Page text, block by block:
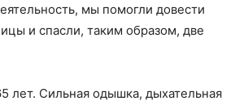
мы помогли довести
и спасли, таким образом, две
лет. Сильная одышка, дыхательная